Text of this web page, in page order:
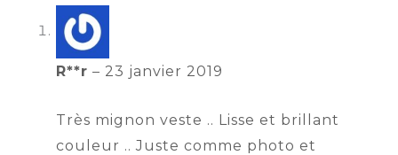
R**r – 23 janvier 2019
Très mignon veste .. Lisse et brillant
couleur .. Juste comme photo et